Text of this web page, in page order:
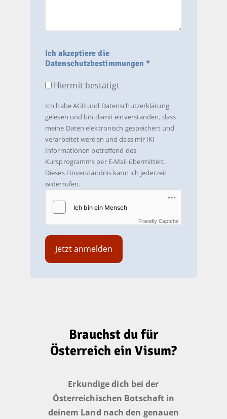
Ich akzeptiere die
Datenschutzbestimmungen *
Hiermit bestätigt
Ich habe AGB und Datenschutzerklärung
gelesen und bin damit einverstanden, dass
meine Daten elektronisch gespeichert und
verarbeitet werden und dass mir IKI
Informationen betreffend des
Kursprogramms per E-Mail übermittelt.
Dieses Einverständnis kann ich jederzeit
widerrufen.
Friendly Captcha
Brauchst du für
Österreich ein Visum?
Erkundige dich bei der
Österreichischen Botschaft in
deinem Land nach den genauen